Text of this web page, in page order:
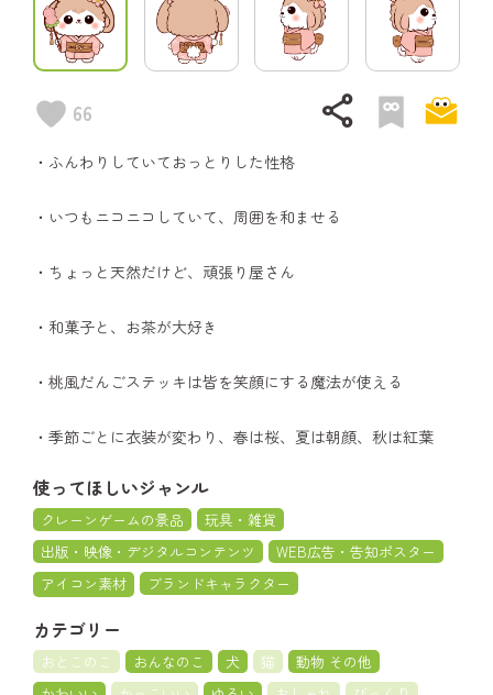
66 share
・ふんわりしていておっとりした性格
・いつもニコニコしていて、周囲を和ませる
・ちょっと天然だけど、頑張り屋さん
・和菓子と、お茶が大好き
・桃風だんごステッキは皆を笑顔にする魔法が使える
・季節ごとに衣装が変わり、春は桜、夏は朝顔、秋は紅葉
使ってほしいジャンル
クレーンゲームの景品
玩具・雑貨
出版・映像・デジタルコンテンツ
WEB広告・告知ポスター
アイコン素材
ブランドキャラクター
カテゴリー
おとこのこ おんなのこ 犬 猫
動物 その他